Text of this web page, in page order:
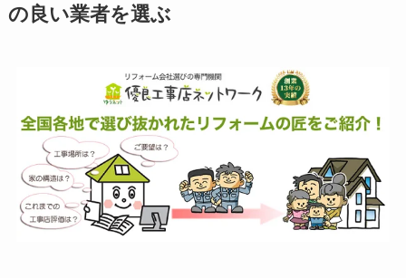
の良い業者を選ぶ